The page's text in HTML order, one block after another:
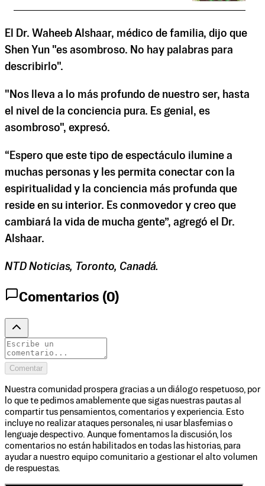
El Dr. Waheeb Alshaar, médico de familia, dijo que
Shen Yun "es asombroso. No hay palabras para
describirlo".
"Nos lleva a lo más profundo de nuestro ser, hasta
el nivel de la conciencia pura. Es genial, es
asombroso", expresó.
“Espero que este tipo de espectáculo ilumine a
muchas personas y les permita conectar con la
espiritualidad y la conciencia más profunda que
reside en su interior. Es conmovedor y creo que
cambiará la vida de mucha gente”, agregó el Dr.
Alshaar.
NTD Noticias, Toronto, Canadá.
Comentarios (0)
Comentar
Nuestra comunidad prospera gracias a un diálogo respetuoso, por
lo que te pedimos amablemente que sigas nuestras pautas al
compartir tus pensamientos, comentarios y experiencia. Esto
incluye no realizar ataques personales, ni usar blasfemias o
lenguaje despectivo. Aunque fomentamos la discusión, los
comentarios no están habilitados en todas las historias, para
ayudar a nuestro equipo comunitario a gestionar el alto volumen
de respuestas.